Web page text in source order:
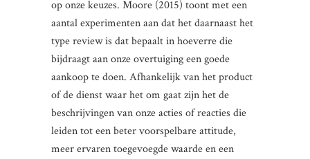
op onze keuzes. Moore (2015) toont met een
aantal experimenten aan dat het daarnaast het
type review is dat bepaalt in hoeverre die
bijdraagt aan onze overtuiging een goede
aankoop te doen. Afhankelijk van het product
of de dienst waar het om gaat zijn het de
beschrijvingen van onze acties of reacties die
leiden tot een beter voorspelbare attitude,
meer ervaren toegevoegde waarde en een